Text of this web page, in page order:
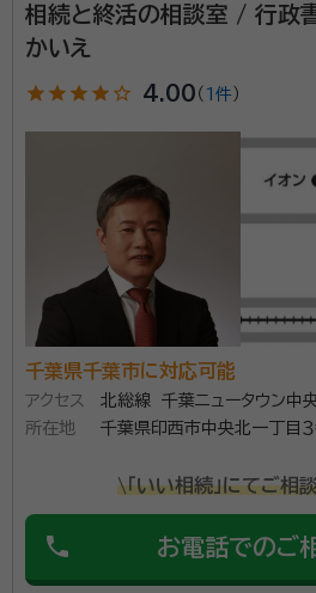
相続と終活の相談室 / 行政
かいえ
star star star star star_outline 4.00 （ 1件 ）
千葉県千葉市に対応可能
アクセス
北総線 千葉ニュータウン中
所在地
\「いい相続」にてご相
phone お電話でのご